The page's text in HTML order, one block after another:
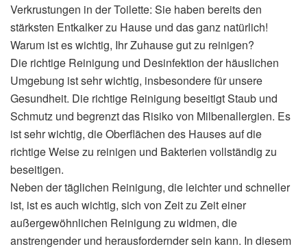
Verkrustungen in der Toilette: Sie haben bereits den
stärksten Entkalker zu Hause und das ganz natürlich!
Warum ist es wichtig, Ihr Zuhause gut zu reinigen?
Die richtige Reinigung und Desinfektion der häuslichen
Umgebung ist sehr wichtig, insbesondere für unsere
Gesundheit. Die richtige Reinigung beseitigt Staub und
Schmutz und begrenzt das Risiko von Milbenallergien. Es
ist sehr wichtig, die Oberflächen des Hauses auf die
richtige Weise zu reinigen und Bakterien vollständig zu
beseitigen.
Neben der täglichen Reinigung, die leichter und schneller
ist, ist es auch wichtig, sich von Zeit zu Zeit einer
außergewöhnlichen Reinigung zu widmen, die
anstrengender und herausfordernder sein kann. In diesem